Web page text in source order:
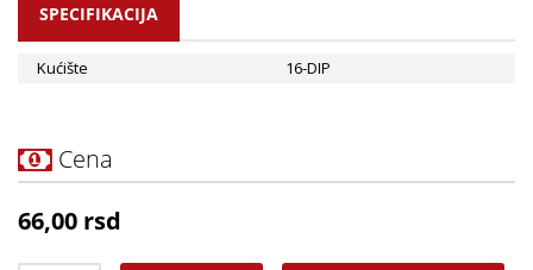
SPECIFIKACIJA
Kućište 16-DIP
Cena
66,00 rsd